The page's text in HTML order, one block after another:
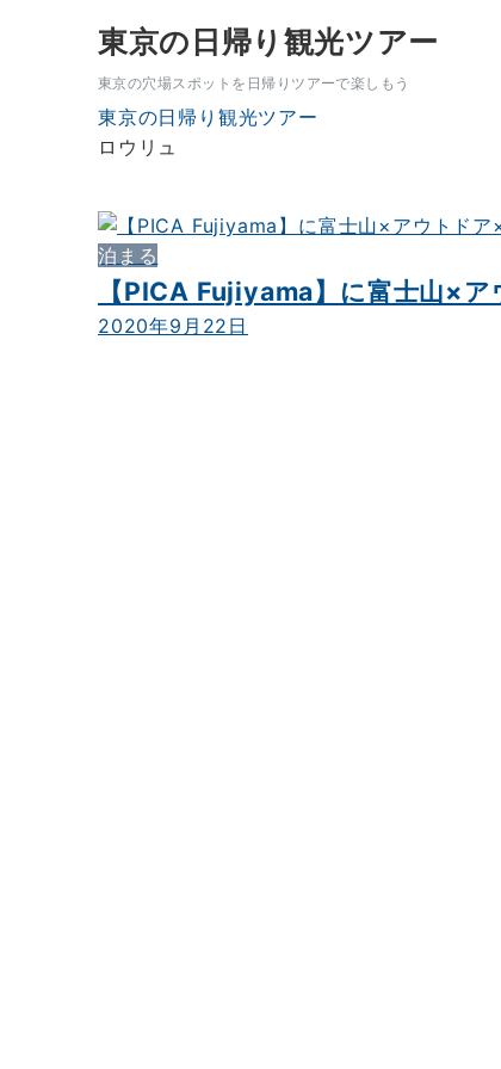
東京の日帰り観光ツアー
東京の穴場スポットを日帰りツアーで楽しもう
東京の日帰り観光ツアー
ロウリュ
泊まる
【PICA Fujiyama】に富士山×
2020年9月22日